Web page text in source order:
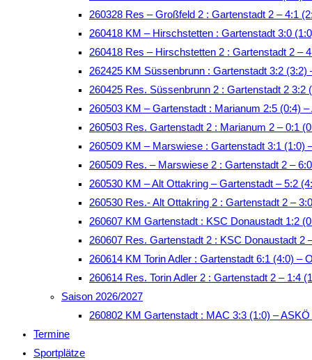
260328 Res – Großfeld 2 : Gartenstadt 2 – 4:1
260418 KM – Hirschstetten : Gartenstadt 3:0
260418 Res – Hirschstetten 2 : Gartenstadt 2 –
262425 KM Süssenbrunn : Gartenstadt 3:2 (3:2)
260425 Res. Süssenbrunn 2 : Gartenstadt 2 3:2
260503 KM – Gartenstadt : Marianum 2:5 (0:4)
260503 Res. Gartenstadt 2 : Marianum 2 – 0:1
260509 KM – Marswiese : Gartenstadt 3:1 (1:0)
260509 Res. – Marswiese 2 : Gartenstadt 2 –
260530 KM – Alt Ottakring – Gartenstadt – 5:2
260530 Res.- Alt Ottakring 2 : Gartenstadt 2 –
260607 KM Gartenstadt : KSC Donaustadt 1:2
260607 Res. Gartenstadt 2 : KSC Donaustadt 2
260614 KM Torin Adler : Gartenstadt 6:1 (4:0) –
260614 Res. Torin Adler 2 : Gartenstadt 2 – 1:4
Saison 2026/2027
260802 KM Gartenstadt : MAC 3:3 (1:0) –
Termine
Sportplätze